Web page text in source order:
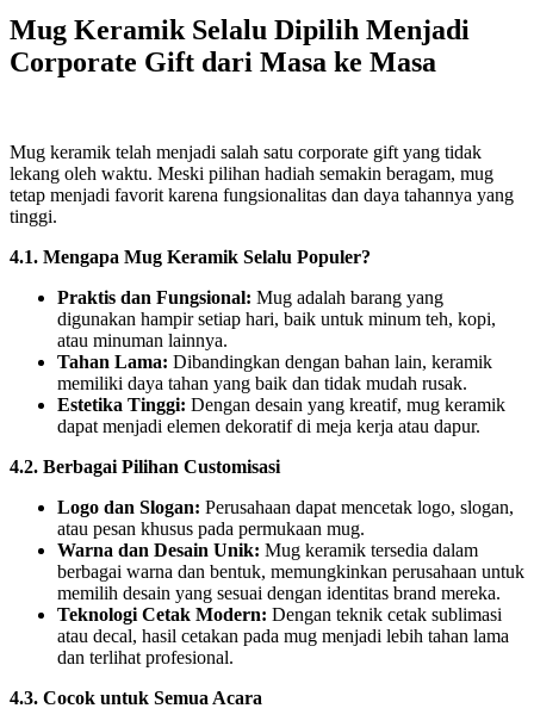
Mug Keramik Selalu Dipilih Menjadi
Corporate Gift dari Masa ke Masa
Mug keramik telah menjadi salah satu corporate gift yang tidak
lekang oleh waktu. Meski pilihan hadiah semakin beragam, mug
tetap menjadi favorit karena fungsionalitas dan daya tahannya yang
tinggi.
4.1. Mengapa Mug Keramik Selalu Populer?
Praktis dan Fungsional: Mug adalah barang yang
digunakan hampir setiap hari, baik untuk minum teh, kopi,
atau minuman lainnya.
Tahan Lama: Dibandingkan dengan bahan lain, keramik
memiliki daya tahan yang baik dan tidak mudah rusak.
Estetika Tinggi: Dengan desain yang kreatif, mug keramik
dapat menjadi elemen dekoratif di meja kerja atau dapur.
4.2. Berbagai Pilihan Customisasi
Logo dan Slogan: Perusahaan dapat mencetak logo, slogan,
atau pesan khusus pada permukaan mug.
Warna dan Desain Unik: Mug keramik tersedia dalam
berbagai warna dan bentuk, memungkinkan perusahaan untuk
memilih desain yang sesuai dengan identitas brand mereka.
Teknologi Cetak Modern: Dengan teknik cetak sublimasi
atau decal, hasil cetakan pada mug menjadi lebih tahan lama
dan terlihat profesional.
4.3. Cocok untuk Semua Acara